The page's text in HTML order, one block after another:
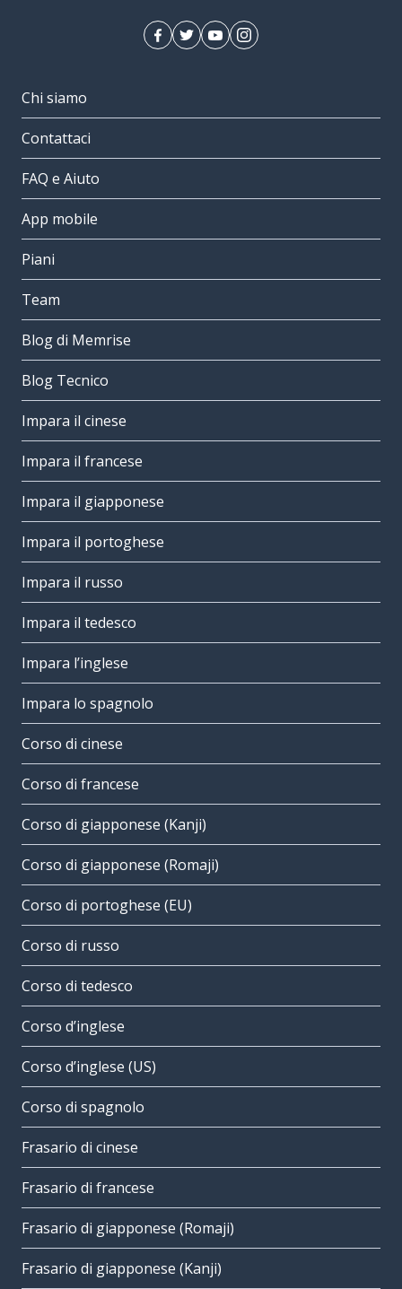
Chi siamo
Contattaci
FAQ e Aiuto
App mobile
Piani
Team
Blog di Memrise
Blog Tecnico
Impara il cinese
Impara il francese
Impara il giapponese
Impara il portoghese
Impara il russo
Impara il tedesco
Impara l’inglese
Impara lo spagnolo
Corso di cinese
Corso di francese
Corso di giapponese (Kanji)
Corso di giapponese (Romaji)
Corso di portoghese (EU)
Corso di russo
Corso di tedesco
Corso d’inglese
Corso d’inglese (US)
Corso di spagnolo
Frasario di cinese
Frasario di francese
Frasario di giapponese (Romaji)
Frasario di giapponese (Kanji)